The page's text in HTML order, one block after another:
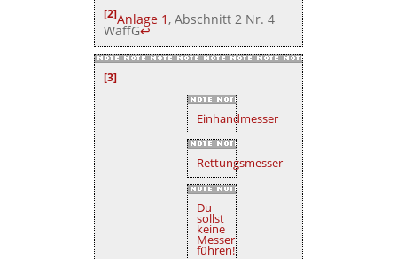
[2]Anlage 1 , Abschnitt 2 Nr. 4
WaffG↩
[3]
Einhandmesser
Rettungsmesser
Du
sollst
keine
Messer
führen!